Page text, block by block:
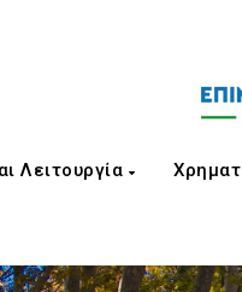
Λειτουργία